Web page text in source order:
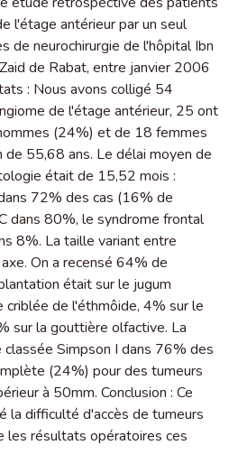
l'étage antérieur par un seul
de neurochirurgie de l'hôpital Ibn
de Rabat, entre janvier 2006
: Nous avons colligé 54
de l'étage antérieur, 25 ont
(24%) et de 18 femmes
de 55,68 ans. Le délai moyen de
était de 15,52 mois :
72% des cas (16% de
dans 80%, le syndrome frontal
8%. La taille variant entre
On a recensé 64% de
était sur le jugum
criblée de l'éthmôide, 4% sur le
sur la gouttière olfactive. La
Simpson I dans 76% des
(24%) pour des tumeurs
à 50mm. Conclusion : Ce
la difficulté d'accès de tumeurs
les résultats opératoires ces